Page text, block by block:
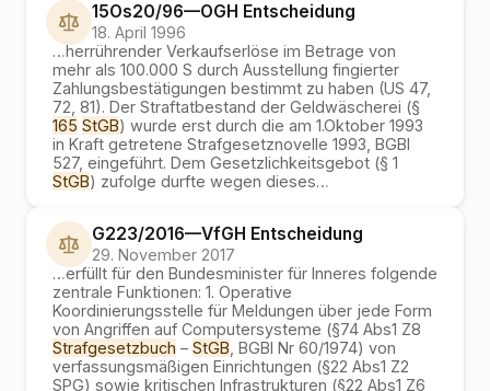
15Os20/96—OGH Entscheidung
18. April 1996
…herrührender Verkaufserlöse im Betrage von
mehr als 100.000 S durch Ausstellung fingierter
Zahlungsbestätigungen bestimmt zu haben (US 47,
72, 81). Der Straftatbestand der Geldwäscherei (§
165 StGB) wurde erst durch die am 1.Oktober 1993
in Kraft getretene Strafgesetznovelle 1993, BGBl
527, eingeführt. Dem Gesetzlichkeitsgebot (§ 1
StGB) zufolge durfte wegen dieses…
G223/2016—VfGH Entscheidung
29. November 2017
…erfüllt für den Bundesminister für Inneres folgende
zentrale Funktionen: 1. Operative
Koordinierungsstelle für Meldungen über jede Form
von Angriffen auf Computersysteme (§74 Abs1 Z8
Strafgesetzbuch – StGB , BGBl Nr 60/1974) von
verfassungsmäßigen Einrichtungen (§22 Abs1 Z2
SPG) sowie kritischen Infrastrukturen (§22 Abs1 Z6